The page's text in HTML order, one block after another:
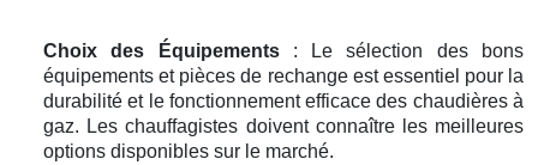
Choix des Équipements: Le sélection des bons
équipements et pièces de rechange est essentiel pour la
durabilité et le fonctionnement efficace des chaudières à
gaz. Les chauffagistes doivent connaître les meilleures
options disponibles sur le marché.